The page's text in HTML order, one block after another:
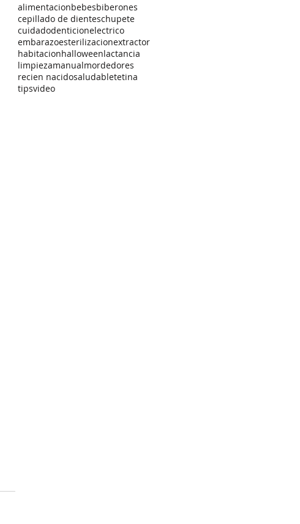
alimentacionbebesbiberones
cepillado de dienteschupete
cuidadodenticionelectrico
embarazoesterilizacionextractor
habitacionhalloweenlactancia
limpiezamanualmordedores
recien nacidosaludabletetina
tipsvideo